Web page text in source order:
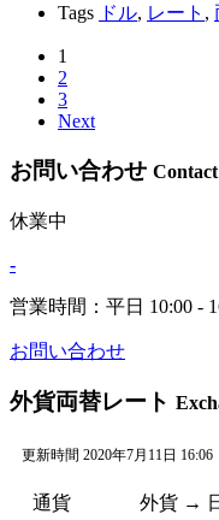
Tags ドル, レート ,
1
2
3
Next
お問い合わせ Contact
休業中
-
営業時間：平日 10:00 -
お問い合わせ
外貨両替レート
更新時間 2020年7月11日 16:06
通貨 外貨 →